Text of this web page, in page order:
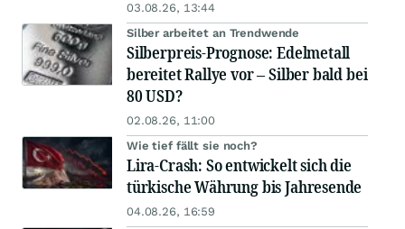
03.08.26, 13:44
Silber arbeitet an Trendwende
Silberpreis-Prognose: Edelmetall
bereitet Rallye vor – Silber bald bei
80 USD?
02.08.26, 11:00
Wie tief fällt sie noch?
Lira-Crash: So entwickelt sich die
türkische Währung bis Jahresende
04.08.26, 16:59